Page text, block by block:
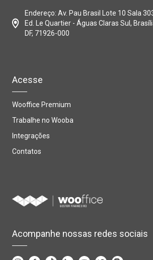
Endereço: Av. Pau Brasil Lote 10 Sala
Ed. Le Quartier - Águas Claras Sul,
DF, 71926-000
Acesse
Wooffice Premium
Trabalhe no Wooba
Integrações
Contatos
Acompanhe nossas redes sociais